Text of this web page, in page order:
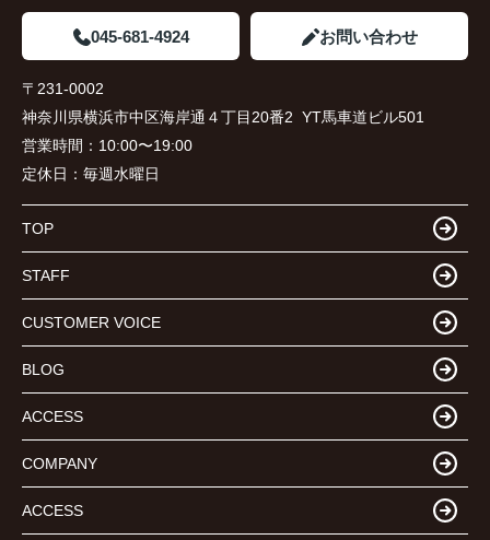
045-681-4924 お問い合わせ
〒231-0002
神奈川県横浜市中区海岸通４丁目20番2 YT馬車道ビル501
営業時間： 10:00〜19:00
定休日： 毎週水曜日
TOP
STAFF
CUSTOMER VOICE
BLOG
ACCESS
COMPANY
ACCESS